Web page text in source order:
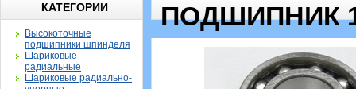
КАТЕГОРИИ
Высокоточные
подшипники шпинделя
Шариковые
радиальные
Шариковые радиально-
ПОДШИПНИК